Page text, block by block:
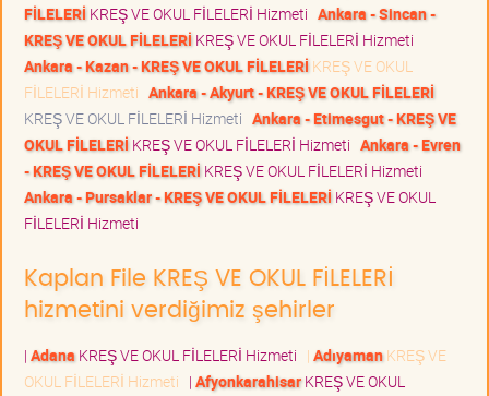
FİLELERİ KREŞ VE OKUL FİLELERİ Hizmeti Ankara - Sincan -
KREŞ VE OKUL FİLELERİ KREŞ VE OKUL FİLELERİ Hizmeti
Ankara - Kazan - KREŞ VE OKUL FİLELERİ KREŞ VE OKUL
FİLELERİ Hizmeti Ankara - Akyurt - KREŞ VE OKUL FİLELERİ
KREŞ VE OKUL FİLELERİ Hizmeti Ankara - Etimesgut - KREŞ VE
OKUL FİLELERİ KREŞ VE OKUL FİLELERİ Hizmeti Ankara - Evren
- KREŞ VE OKUL FİLELERİ KREŞ VE OKUL FİLELERİ Hizmeti
Ankara - Pursaklar - KREŞ VE OKUL FİLELERİ KREŞ VE OKUL
FİLELERİ Hizmeti
Kaplan File KREŞ VE OKUL FİLELERİ
hizmetini verdiğimiz şehirler
| Adana KREŞ VE OKUL FİLELERİ Hizmeti | AdıyamanKREŞ VE
OKUL FİLELERİ Hizmeti | AfyonkarahisarKREŞ VE OKUL